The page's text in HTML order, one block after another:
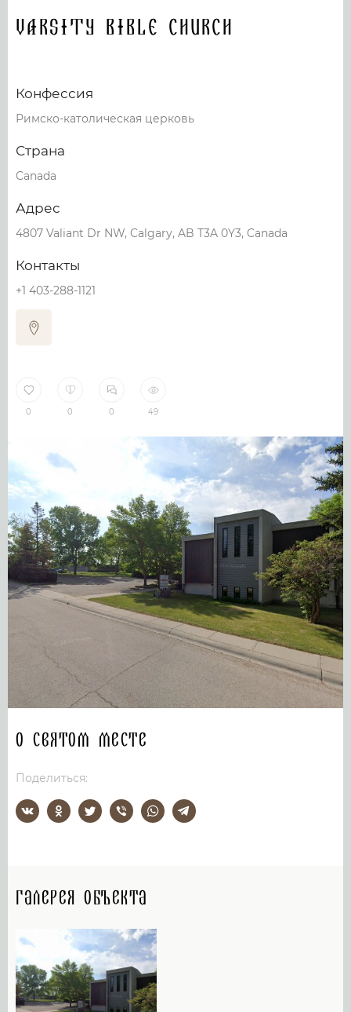
Varsity Bible Church
Конфессия
Римско-католическая церковь
Страна
Canada
Адрес
4807 Valiant Dr NW, Calgary, AB T3A 0Y3, Canada
Контакты
+1 403-288-1121
0 0 0 49
О святом месте
Поделиться:
Галерея объекта